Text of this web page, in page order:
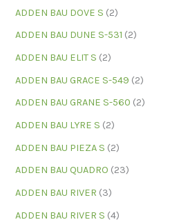
ADDEN BAU DOVE S (2)
ADDEN BAU DUNE S-531 (2)
ADDEN BAU ELIT S (2)
ADDEN BAU GRACE S-549 (2)
ADDEN BAU GRANE S-560 (2)
ADDEN BAU LYRE S (2)
ADDEN BAU PIEZA S (2)
ADDEN BAU QUADRO (23)
ADDEN BAU RIVER (3)
ADDEN BAU RIVER S (4)